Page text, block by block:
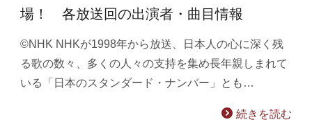
場！ 各放送回の出演者・曲目情報
©NHK NHKが1998年から放送、日本人の心に深く残
る歌の数々、多くの人々の支持を集め長年親しまれて
いる「日本のスタンダード・ナンバー」とも…
続きを読む